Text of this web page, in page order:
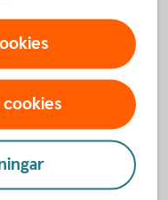
cookies